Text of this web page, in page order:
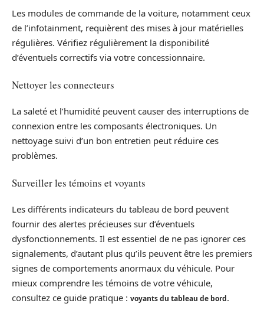
Les modules de commande de la voiture, notamment ceux
de l’infotainment, requièrent des mises à jour matérielles
régulières. Vérifiez régulièrement la disponibilité
d’éventuels correctifs via votre concessionnaire.
Nettoyer les connecteurs
La saleté et l’humidité peuvent causer des interruptions de
connexion entre les composants électroniques. Un
nettoyage suivi d’un bon entretien peut réduire ces
problèmes.
Surveiller les témoins et voyants
Les différents indicateurs du tableau de bord peuvent
fournir des alertes précieuses sur d’éventuels
dysfonctionnements. Il est essentiel de ne pas ignorer ces
signalements, d’autant plus qu’ils peuvent être les premiers
signes de comportements anormaux du véhicule. Pour
mieux comprendre les témoins de votre véhicule,
consultez ce guide pratique : voyants du tableau de bord.